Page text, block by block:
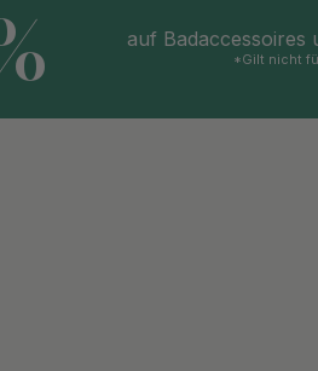
auf
*Gilt nicht